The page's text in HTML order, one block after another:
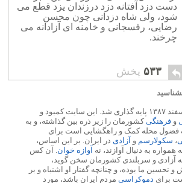
دست دزد آفتانه دزد درزندان یزد قطع می
شود، ولی شاه دزدانی چون محسن
رضایی، رفسجانی و خامنه ای آزادانه می
چرخند.
۵۳۳ پخش
فضول محله در ۱۳ اسفند ۱۳۸۷ پایه گذاری شد. این سایت کمبود و
و فرهنگی کشورمان را زیر ذره بین گذاشته، و به
فضول محله کمک و راهگشایی است برای
، سکولارسم و آزادی در ایران. بر این اساس،
به دنبال آوازند، نه آوازه خوان . آن کس
آزادی و سربلندی کشورمان سخن گوید،
تحسین ما بوده، و چنانچه گفتار او اشتباه و بر
برای دموکراسی مردم ایران باشد، مورد